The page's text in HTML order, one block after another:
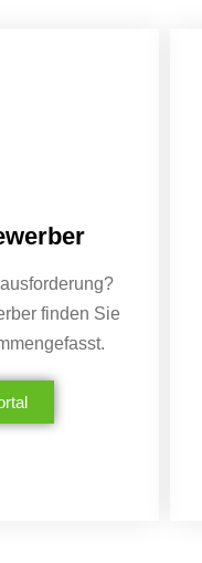
finden Sie